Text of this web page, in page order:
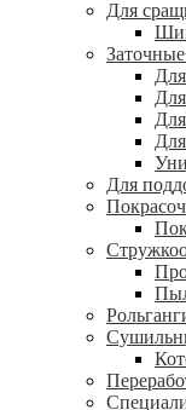
Для
Заточные
Для